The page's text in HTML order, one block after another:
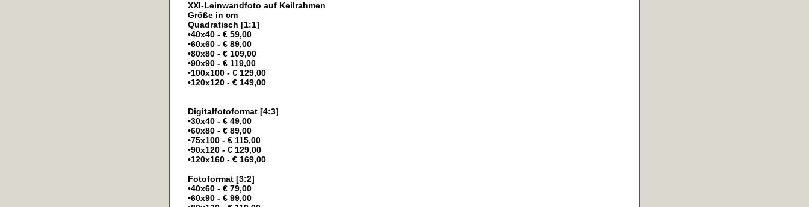
XXl-Leinwandfoto auf Keilrahmen
Größe in cm
Quadratisch [1:1]
•40x40 - € 59,00
•60x60 - € 89,00
•80x80 - € 109,00
•90x90 - € 119,00
•100x100 - € 129,00
•120x120 - € 149,00
Digitalfotoformat [4:3]
•30x40 - € 49,00
•60x80 - € 89,00
•75x100 - € 115,00
•90x120 - € 129,00
•120x160 - € 169,00
Fotoformat [3:2]
•40x60 - € 79,00
•60x90 - € 99,00